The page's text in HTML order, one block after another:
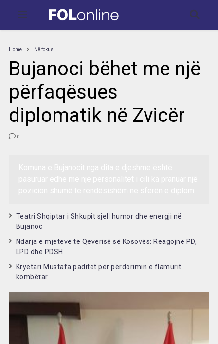
Home Në fokus
Bujanoci bëhet me një
përfaqësues
diplomatik në Zvicër
0
Teatri Shqiptar i Shkupit sjell humor dhe energji në
Bujanoc
Ndarja e mjeteve të Qeverisë së Kosovës: Reagojnë PD,
LPD dhe PDSH
Kryetari Mustafa paditet për përdorimin e flamurit
kombëtar